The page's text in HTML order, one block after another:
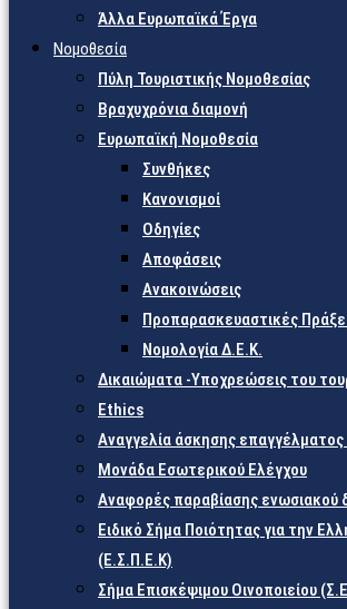
Άλλα Ευρωπαϊκά Έργα
Νομοθεσία
Πύλη Τουριστικής Νομοθεσίας
Βραχυχρόνια διαμονή
Ευρωπαϊκή Νομοθεσία
Συνθήκες
Κανονισμοί
Οδηγίες
Αποφάσεις
Ανακοινώσεις
Προπαρασκευαστικές
Νομολογία Δ.Ε.Κ.
Δικαιώματα -Υποχρεώσεις του
Ethics
Αναγγελία άσκησης επαγγέλματος
Μονάδα Εσωτερικού Ελέγχου
Αναφορές παραβίασης ενωσιακού
Ειδικό Σήμα Ποιότητας για την
(Ε.Σ.Π.Ε.Κ)
Σήμα Επισκέψιμου Οινοποιείου